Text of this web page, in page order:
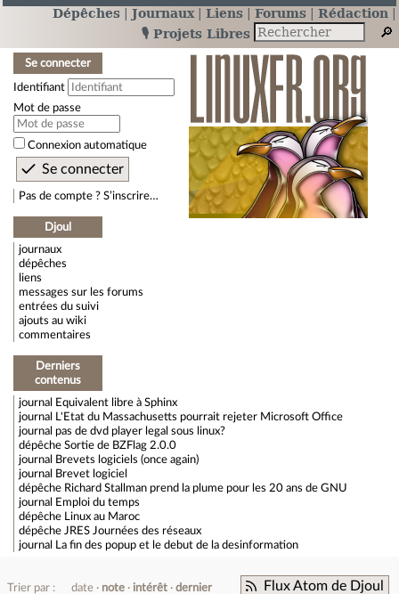
Dépêches Journaux Liens Forums
Rédaction
🎙️ Projets Libres
Se connecter
Identifiant
Mot de passe
Connexion automatique
Pas de compte ? S’inscrire…
Djoul
journaux
dépêches
liens
messages sur les forums
entrées du suivi
ajouts au wiki
commentaires
Derniers
contenus
journal
Equivalent libre à Sphinx
journal
L'Etat du Massachusetts pourrait rejeter Microsoft Office
journal pas de dvd player legal sous linux?
dépêche Sortie de BZFlag 2.0.0
journal
Brevets logiciels (once again)
journal
Brevet logiciel
dépêche Richard Stallman prend la plume pour les 20 ans de GNU
journal
Emploi du temps
dépêche
Linux au Maroc
dépêche JRES Journées des réseaux
journal
La fin des popup et le debut de la desinformation
Flux Atom de Djoul
Trier par : date note intérêt
dernier